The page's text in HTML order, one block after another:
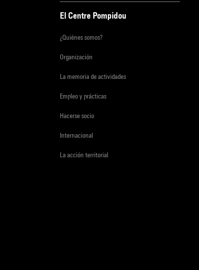
El Centre Pompidou
¿Quiénes somos?
Organización
La memoria de actividades
Empleo y prácticas
Hacerse socio
Internacional
La acción territorial